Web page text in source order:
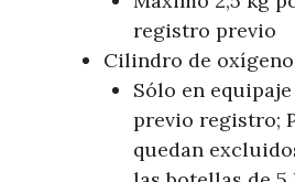
registro previo
Cilindro de
Sólo en
previo registro;
quedan